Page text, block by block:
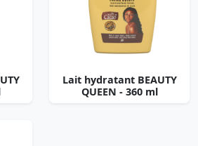
Lait hydratant BEAUTY
QUEEN - 360 ml